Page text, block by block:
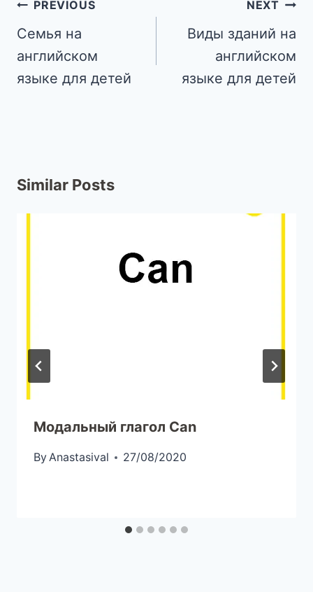
PREVIOUS
Семья на
английском
языке для детей
NEXT
Виды зданий на
английском
языке для детей
Similar Posts
Модальный глагол Can
ByAnastasival 27/08/2020